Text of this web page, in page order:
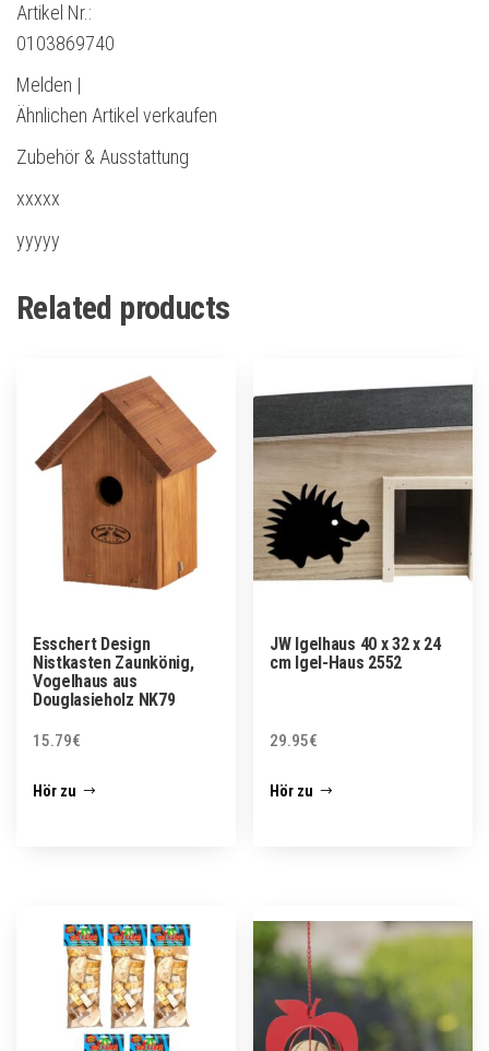
Artikel Nr.:
0103869740
Melden |
Ähnlichen Artikel verkaufen
Zubehör & Ausstattung
xxxxx
yyyyy
Related products
Esschert Design
Nistkasten Zaunkönig,
Vogelhaus aus
Douglasieholz NK79
15.79€
Hör zu
JW Igelhaus 40 x 32 x 24
cm Igel-Haus 2552
29.95€
Hör zu